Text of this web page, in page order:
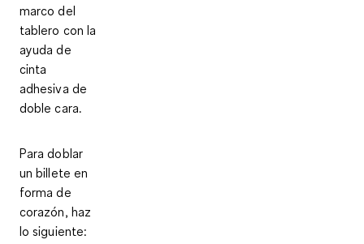
marco del
tablero con la
ayuda de
cinta
adhesiva de
doble cara.
Para doblar
un billete en
forma de
corazón, haz
lo siguiente: